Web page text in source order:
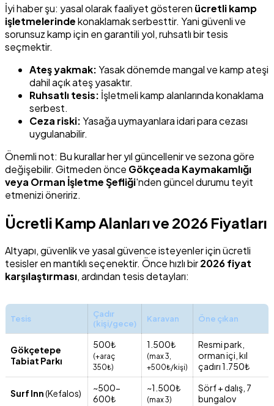
İyi haber şu: yasal olarak faaliyet gösteren ücretli kamp
işletmelerindekonaklamak serbesttir. Yani güvenli ve
sorunsuz kamp için en garantili yol, ruhsatlı bir tesis
seçmektir.
Ateş yakmak:Yasak dönemde mangal ve kamp ateşi
dahil açık ateş yasaktır.
Ruhsatlı tesis: İşletmeli kamp alanlarında konaklama
serbest.
Ceza riski:Yasağa uymayanlara idari para cezası
uygulanabilir.
Önemli not: Bu kurallar her yıl güncellenir ve sezona göre
değişebilir. Gitmeden önce Gökçeada Kaymakamlığı
veya Orman İşletme Şefliği'nden güncel durumu teyit
etmenizi öneririz.
Ücretli Kamp Alanları ve 2026 Fiyatları
Altyapı, güvenlik ve yasal güvence isteyenler için ücretli
tesisler en mantıklı seçenektir. Önce hızlı bir2026 fiyat
karşılaştırması, ardından tesis detayları:
Tesis
Çadır
(kişi/gece)
Karavan Öne çıkan
Gökçetepe
Tabiat Parkı
500₺
(+araç
350₺)
1.500₺
(max 3,
+500₺/kişi)
Resmi park,
orman içi, kıl
çadırı 1.750₺
Surf Inn(Kefalos)
~500-
600₺
~1.500₺
(max 3)
Sörf + dalış, 7
bungalov